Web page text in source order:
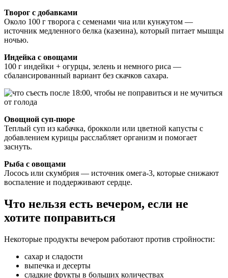
Творог с добавками
Около 100 г творога с семенами чиа или кунжутом —
источник медленного белка (казеина), который питает мышцы
ночью.
Индейка с овощами
100 г индейки + огурцы, зелень и немного риса —
сбалансированный вариант без скачков сахара.
Овощной суп-пюре
Теплый суп из кабачка, брокколи или цветной капусты с
добавлением курицы расслабляет организм и помогает
заснуть.
Рыба с овощами
Лосось или скумбрия — источник омега-3, которые снижают
воспаление и поддерживают сердце.
Что нельзя есть вечером, если не
хотите поправиться
Некоторые продукты вечером работают против стройности:
сахар и сладости
выпечка и десерты
сладкие фрукты в больших количествах